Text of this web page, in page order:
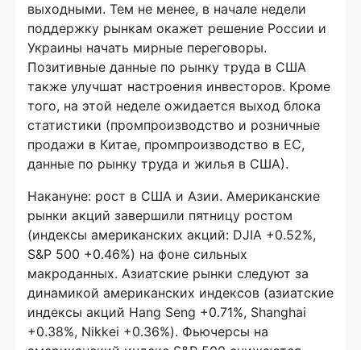
выходными. Тем не менее, в начале недели
поддержку рынкам окажет решение России и
Украины начать мирные переговоры.
Позитивные данные по рынку труда в США
также улучшат настроения инвесторов. Кроме
того, на этой неделе ожидается выход блока
статистики (промпроизводство и розничные
продажи в Китае, промпроизводство в ЕС,
данные по рынку труда и жилья в США).
Накануне: рост в США и Азии. Американские
рынки акций завершили пятницу ростом
(индексы американских акций: DJIA +0.52%,
S&P 500 +0.46%) на фоне сильных
макроданных. Азиатские рынки следуют за
динамикой американских индексов (азиатские
индексы акций Hang Seng +0.71%, Shanghai
+0.38%, Nikkei +0.36%). Фьючерсы на